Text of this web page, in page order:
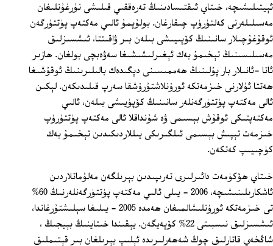
ئېيتىلىشىچە، خىتاي ئىقتىسادىنىڭ تەرەققىي قىلىشى نۇرغۇنلىغان
مەسىلىلەرنى كەلتۈرۈپ چىقارغان. بولۇپمۇ ئالىي مەكتەپ پۈتتۈرگەن
ئوقۇغۇچىلار سانىنىڭ كۆپىيىشى بىلەن بىر ۋاقىتتا، ئىشسىزلىق
مەسىلىسىنىڭ تېخىمۇ بەك ئېغىرلىشىشىغا سەۋەبچى بولغان. ھازىر
ئاتا ‏-ئانىلار بار پۇلىنىڭ ھەممىسىنى دېگىدەك بالىلىرىنىڭ ئوقۇشىغا
ھەتتا ئۇلارنى خىزمەتكە ئورۇنلاشتۇرۇشقا سەرپ قىلىدىكەن. لېكىن
ئالى مەكتەپ پۈتتۈرگەنلەر سانىنىڭ كۆپۈيىشى بىلەن، ئالىي
مەكتەپتىكى ئوقۇش بېسىمى ۋە شۇنداقلا ئالى مەكتەپ پۈتتۈرۈپ
خىزمەت تېپىش بېسىمى ئىلگىرىكى يىللاردىكىدىن تېخىمۇ بەك
كۈچىيىپ كەتكەن.
خىتاي ھۆكۈمەت دائىرلىرى تەرىپىدىن بېرىلگەن مەلۇماتلاردىن
ئاشكارىلىنىشىچە، 2006 ‏- يىلى ئالىي مەكتەپ پۈتتۈرگەنلەرنىڭ 60%
تى خىزمەتكە ئورۇنلىشالمىغان ھەمدە 2005 ‏- يىلىغا سېلىشتۇرغاندا،
ئىشسىزلىق نىسبىتى 22% كۆپەيگەن. يېقىندا خىتاينىڭ بېيجىڭ ،
شاڭخەي قاتارلىق چوڭ شەھەرلىرىدە ئېلىپ بېرىلغان بىر قېتىملىق